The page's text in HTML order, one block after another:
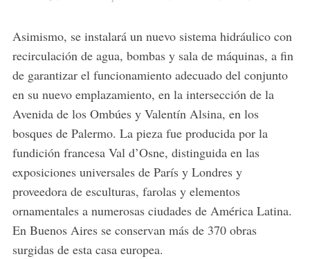
Asimismo, se instalará un nuevo sistema hidráulico con
recirculación de agua, bombas y sala de máquinas, a fin
de garantizar el funcionamiento adecuado del conjunto
en su nuevo emplazamiento, en la intersección de la
Avenida de los Ombúes y Valentín Alsina, en los
bosques de Palermo. La pieza fue producida por la
fundición francesa Val d’Osne, distinguida en las
exposiciones universales de París y Londres y
proveedora de esculturas, farolas y elementos
ornamentales a numerosas ciudades de América Latina.
En Buenos Aires se conservan más de 370 obras
surgidas de esta casa europea.